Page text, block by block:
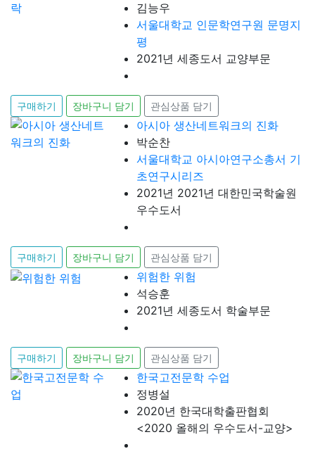
김능우
서울대학교 인문학연구원 문명지
평
2021년 세종도서 교양부문
구매하기 장바구니 담기 관심상품 담기
아시아 생산네트워크의 진화
박순찬
서울대학교 아시아연구소총서 기
초연구시리즈
2021년 2021년 대한민국학술원
우수도서
구매하기 장바구니 담기 관심상품 담기
위험한 위험
석승훈
2021년 세종도서 학술부문
구매하기 장바구니 담기 관심상품 담기
한국고전문학 수업
정병설
2020년 한국대학출판협회
<2020 올해의 우수도서-교양>